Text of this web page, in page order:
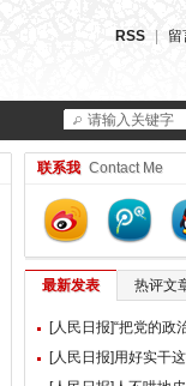
RSS 留
请输入关键字
联系我 Contact Me
最新发表 热评文